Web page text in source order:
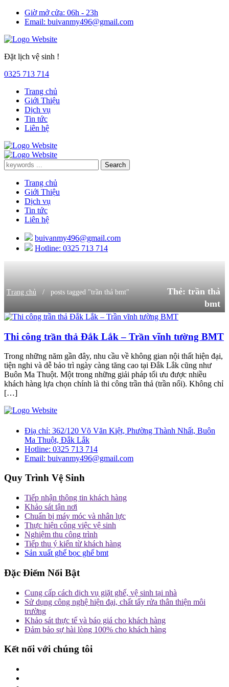
Giờ mở cửa: 06h - 23h
Email: buivanmy496@gmail.com
Đặt lịch vệ sinh !
0325 713 714
Trang chủ
Giới Thiệu
Dịch vụ
Tin tức
Liên hệ
Trang chủ
Giới Thiệu
Dịch vụ
Tin tức
Liên hệ
buivanmy496@gmail.com
Hotline: 0325 713 714
Trang chủ / posts tagged "trần thả bmt" Thẻ:trần thả
bmt
Thi công trần thả Đắk Lắk – Trần vĩnh tường BMT
Trong những năm gần đây, nhu cầu về không gian nội thất hiện đại,
tiện nghi và dễ bảo trì ngày càng tăng cao tại Đắk Lắk cũng như
Buôn Ma Thuột. Một trong những giải pháp tối ưu được nhiều
khách hàng lựa chọn chính là thi công trần thả (trần nổi). Không chỉ
[…]
Điạ chỉ: 362/120 Võ Văn Kiệt, Phường Thành Nhất, Buôn
Ma Thuột, Đắk Lắk
Hotline: 0325 713 714
Email: buivanmy496@gmail.com
Quy Trình Vệ Sinh
Tiếp nhận thông tin khách hàng
Khảo sát tận nơi
Chuẩn bị máy móc và nhân lực
Thực hiện công việc vệ sinh
Nghiệm thu công trình
Tiếp thu ý kiến từ khách hàng
Sản xuất ghế bọc ghế bmt
Đặc Điểm Nổi Bật
Cung cấp cách dịch vụ giặt ghế, vệ sinh tại nhà
Sử dụng công nghệ hiện đại, chất tẩy rửa thân thiện môi
trường
Khảo sát thực tế và báo giá cho khách hàng
Đảm bảo sự hài lòng 100% cho khách hàng
Kết nối với chúng tôi